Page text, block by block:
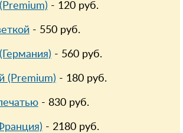
- 120руб.
- 550руб.
- 560руб.
(Premium) - 180руб.
- 830руб.
- 2180руб.